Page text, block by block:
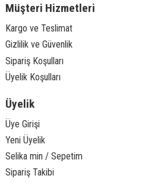
Müşteri Hizmetleri
Kargo ve Teslimat
Gizlilik ve Güvenlik
Sipariş Koşulları
Üyelik Koşulları
Üyelik
Üye Girişi
Yeni Üyelik
Selika min / Sepetim
Sipariş Takibi